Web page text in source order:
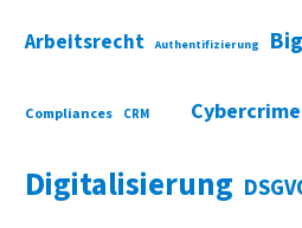
Arbeitsrecht Authentifizierung
Compliances CRM Cybercrime
Digitalisierung